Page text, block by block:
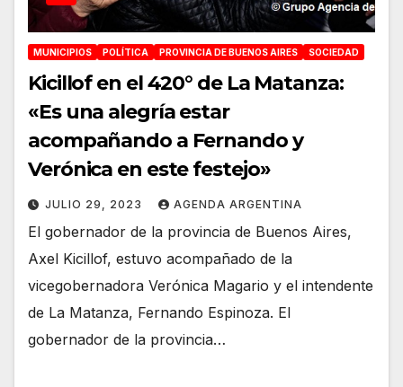
MUNICIPIOS POLÍTICA PROVINCIA DE BUENOS AIRES SOCIEDAD
Kicillof en el 420° de La Matanza:
«Es una alegría estar
acompañando a Fernando y
Verónica en este festejo»
JULIO 29, 2023 AGENDA ARGENTINA
El gobernador de la provincia de Buenos Aires,
Axel Kicillof, estuvo acompañado de la
vicegobernadora Verónica Magario y el intendente
de La Matanza, Fernando Espinoza. El
gobernador de la provincia…